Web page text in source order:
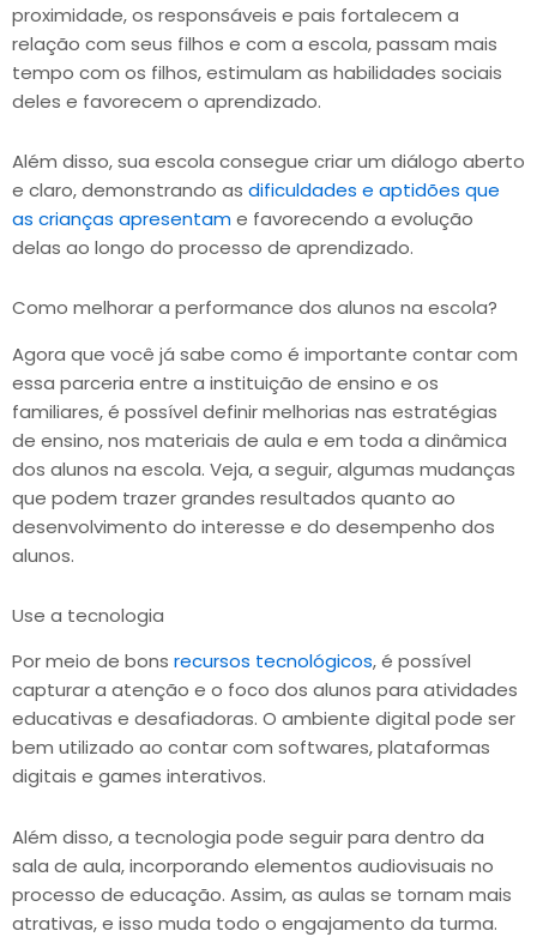
proximidade, os responsáveis e pais fortalecem a
relação com seus filhos e com a escola, passam mais
tempo com os filhos, estimulam as habilidades sociais
deles e favorecem o aprendizado.
Além disso, sua escola consegue criar um diálogo aberto
e claro, demonstrando as dificuldades e aptidões que
as crianças apresentame favorecendo a evolução
delas ao longo do processo de aprendizado.
Como melhorar a performance dos alunos na escola?
Agora que você já sabe como é importante contar com
essa parceria entre a instituição de ensino e os
familiares, é possível definir melhorias nas estratégias
de ensino, nos materiais de aula e em toda a dinâmica
dos alunos na escola. Veja, a seguir, algumas mudanças
que podem trazer grandes resultados quanto ao
desenvolvimento do interesse e do desempenho dos
alunos.
Use a tecnologia
Por meio de bons recursos tecnológicos, é possível
capturar a atenção e o foco dos alunos para atividades
educativas e desafiadoras. O ambiente digital pode ser
bem utilizado ao contar com softwares, plataformas
digitais e games interativos.
Além disso, a tecnologia pode seguir para dentro da
sala de aula, incorporando elementos audiovisuais no
processo de educação. Assim, as aulas se tornam mais
atrativas, e isso muda todo o engajamento da turma.